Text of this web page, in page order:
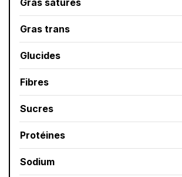
Gras saturés
Gras trans
Glucides
Fibres
Sucres
Protéines
Sodium